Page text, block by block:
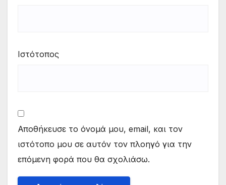
Ιστότοπος
Αποθήκευσε το όνομά μου, email, και τον
ιστότοπο μου σε αυτόν τον πλοηγό για την
επόμενη φορά που θα σχολιάσω.